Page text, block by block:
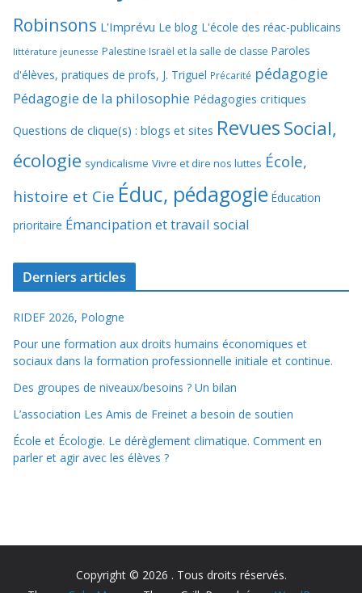
Robinsons L'Imprévu Le blog L'école des réac-publicains
littérature jeunesse Palestine Israël et la salle de classe Paroles
d'élèves, pratiques de profs, J. Triguel Précarité pédagogie
Pédagogie de la philosophie Pédagogies critiques
Questions de clique(s) : blogs et sites RevuesSocial,
écologie syndicalisme Vivre et dire nos luttes École,
histoire et Cie Éduc, pédagogie Éducation
prioritaire Émancipation et travail social
Derniers articles
RIDEF 2026, Pologne
Pour une formation aux droits humains économiques et
sociaux dans la formation professionnelle initiale et continue.
Des groupes de niveaux/besoins ? Un bilan
L’association Les Amis de Freinet a besoin de soutien
École et Écologie. Le dérèglement climatique. Comment en
parler et agir avec les élèves ?
Copyright © 2026 . Tous droits réservés.